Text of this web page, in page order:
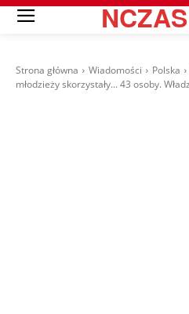
NCZAS
Strona główna Wiadomości Polska
młodzieży skorzystały... 43 osoby.